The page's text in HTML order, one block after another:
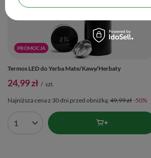
PROMOCJA
Termos LED do Yerba Mate/Kawy/Herbaty
24,99 zł / szt.
Najniższa cena z 30 dni przed obniżką: 49,99 zł -50%
Ilość produktów